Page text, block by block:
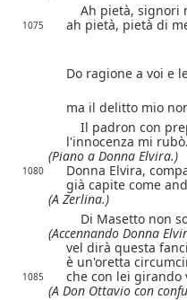
Ah pietà, signori
1075 ah pietà, pietà di
Do ragione a voi e
ma il delitto mio
Il padron con
l'innocenza mi rubò.
(Piano a Donna Elvira.)
1080 Donna Elvira,
già capite come
(A Zerlina.)
Di Masetto non
(Accennando Donna
vel dirà questa
è un'oretta
1085
che con lei girando
(A Don Ottavio con